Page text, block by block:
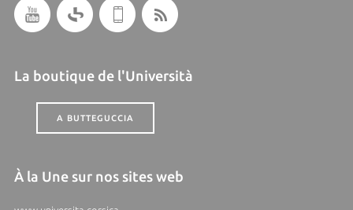
La boutique de l'Università
A BUTTEGUCCIA
À la Une sur nos sites web